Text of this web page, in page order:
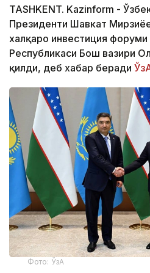
TASHKENT. Kazinform -
Президенти Шавкат
халқаро инвестиция форуми
Республикаси Бош вазири
қилди, деб хабар беради
Фото: ЎзА